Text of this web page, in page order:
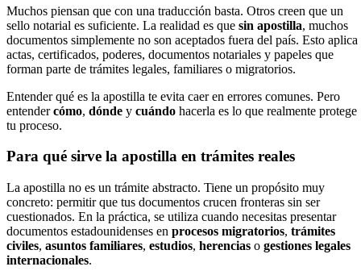
Muchos piensan que con una traducción basta. Otros creen que un
sello notarial es suficiente. La realidad es que sin apostilla, muchos
documentos simplemente no son aceptados fuera del país. Esto aplica
actas, certificados, poderes, documentos notariales y papeles que
forman parte de trámites legales, familiares o migratorios.
Entender qué es la apostilla te evita caer en errores comunes. Pero
entendercómo, dónde y cuándo hacerla es lo que realmente protege
tu proceso.
Para qué sirve la apostilla en trámites reales
La apostilla no es un trámite abstracto. Tiene un propósito muy
concreto: permitir que tus documentos crucen fronteras sin ser
cuestionados. En la práctica, se utiliza cuando necesitas presentar
documentos estadounidenses en procesos migratorios, trámites
civiles, asuntos familiares, estudios, herencias o gestiones legales
internacionales.